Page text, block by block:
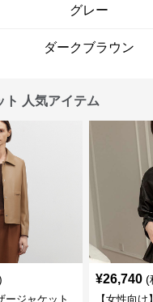
グレー
ダークブラウン
ト 人気アイテム
ージャケット
¥26,740 (
【女性向